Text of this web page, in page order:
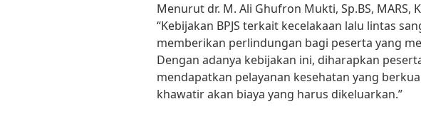
Menurut dr. M. Ali Ghufron Mukti, Sp.BS, MARS,
“Kebijakan BPJS terkait kecelakaan lalu lintas
memberikan perlindungan bagi peserta yang
Dengan adanya kebijakan ini, diharapkan
mendapatkan pelayanan kesehatan yang
khawatir akan biaya yang harus dikeluarkan.”